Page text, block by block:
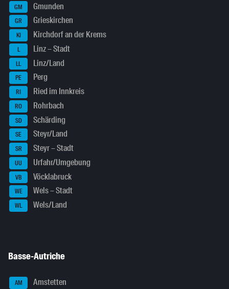
GM Gmunden
GR Grieskirchen
KI Kirchdorf an der Krems
L Linz – Stadt
LL Linz/Land
PE Perg
RI Ried im Innkreis
RO Rohrbach
SD Schärding
SE Steyr/Land
SR Steyr – Stadt
UU Urfahr/Umgebung
VB Vöcklabruck
WE Wels – Stadt
WL Wels/Land
Basse-Autriche
AM Amstetten